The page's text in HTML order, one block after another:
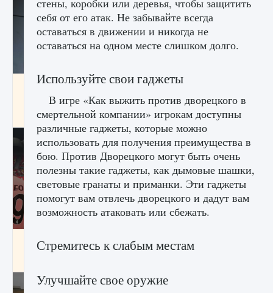
Все новые функции в режиме карьеры EA
9 августа 2024 2 096 0 2
Входят ли «Милан» и «Интер» в EA FC 25
стены, коробки или деревья, чтобы защитить
себя от его атак. Не забывайте всегда
оставаться в движении и никогда не
оставаться на одном месте слишком долго.
Используйте свои гаджеты
В игре «Как выжить против дворецкого в
смертельной компании» игрокам доступны
различные гаджеты, которые можно
использовать для получения преимущества в
бою. Против Дворецкого могут быть очень
полезны такие гаджеты, как дымовые шашки,
световые гранаты и приманки. Эти гаджеты
помогут вам отвлечь дворецкого и дадут вам
возможность атаковать или сбежать.
Стремитесь к слабым местам
Улучшайте свое оружие